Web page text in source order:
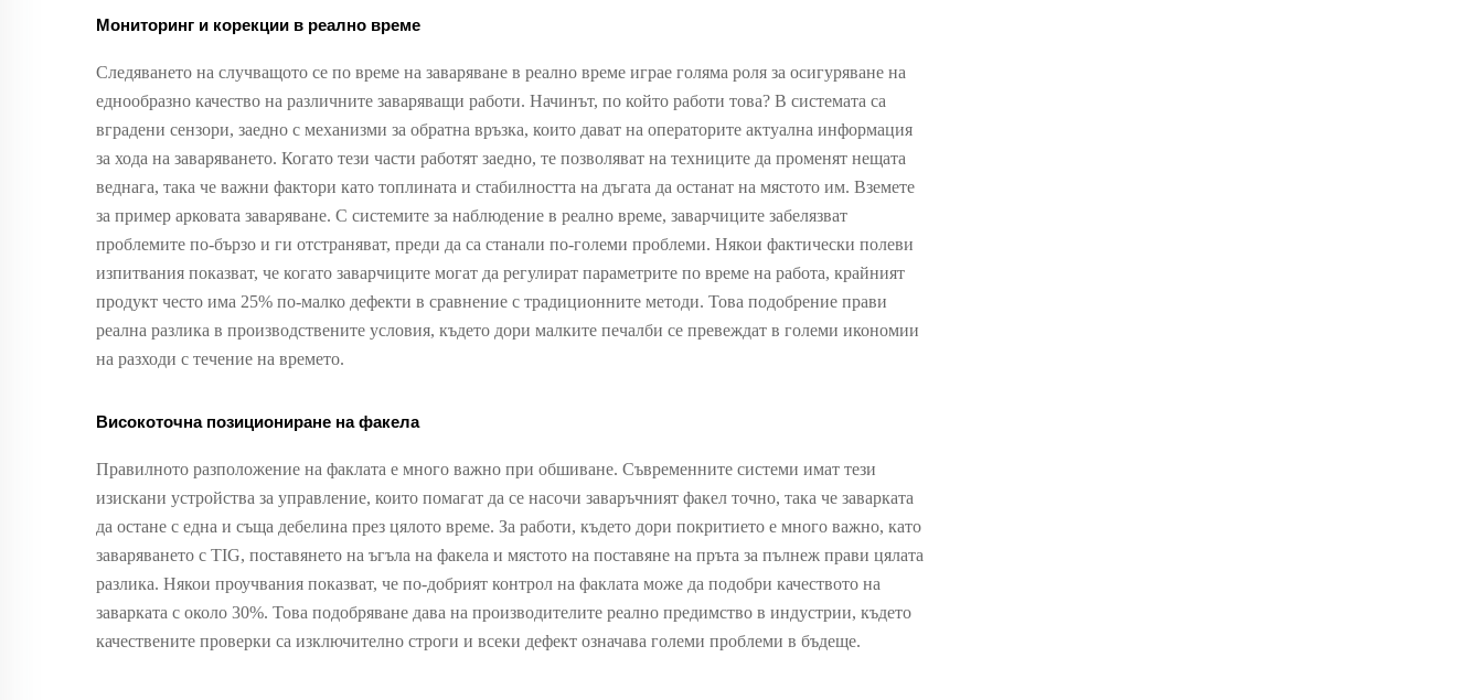
Мониторинг и корекции в реално време
Следяването на случващото се по време на заваряване в реално време играе голяма роля за осигуряване на
еднообразно качество на различните заваряващи работи. Начинът, по който работи това? В системата са
вградени сензори, заедно с механизми за обратна връзка, които дават на операторите актуална информация
за хода на заваряването. Когато тези части работят заедно, те позволяват на техниците да променят нещата
веднага, така че важни фактори като топлината и стабилността на дъгата да останат на мястото им. Вземете
за пример арковата заваряване. С системите за наблюдение в реално време, заварчиците забелязват
проблемите по-бързо и ги отстраняват, преди да са станали по-големи проблеми. Някои фактически полеви
изпитвания показват, че когато заварчиците могат да регулират параметрите по време на работа, крайният
продукт често има 25% по-малко дефекти в сравнение с традиционните методи. Това подобрение прави
реална разлика в производствените условия, където дори малките печалби се превеждат в големи икономии
на разходи с течение на времето.
Високоточна позициониране на факела
Правилното разположение на факлата е много важно при обшиване. Съвременните системи имат тези
изискани устройства за управление, които помагат да се насочи заваръчният факел точно, така че заварката
да остане с една и съща дебелина през цялото време. За работи, където дори покритието е много важно, като
заваряването с TIG, поставянето на ъгъла на факела и мястото на поставяне на пръта за пълнеж прави цялата
разлика. Някои проучвания показват, че по-добрият контрол на факлата може да подобри качеството на
заварката с около 30%. Това подобряване дава на производителите реално предимство в индустрии, където
качествените проверки са изключително строги и всеки дефект означава големи проблеми в бъдеще.